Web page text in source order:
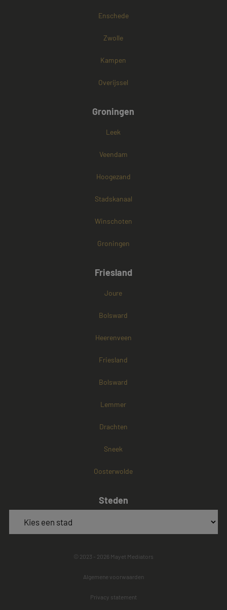
Enschede
Zwolle
Kampen
Overijssel
Groningen
Leek
Veendam
Hoogezand
Stadskanaal
Winschoten
Groningen
Friesland
Joure
Bolsward
Heerenveen
Friesland
Bolsward
Lemmer
Drachten
Sneek
Oosterwolde
Steden
© 2023 - 2026 Mayet Mediators
Algemene voorwaarden
Privacy statement